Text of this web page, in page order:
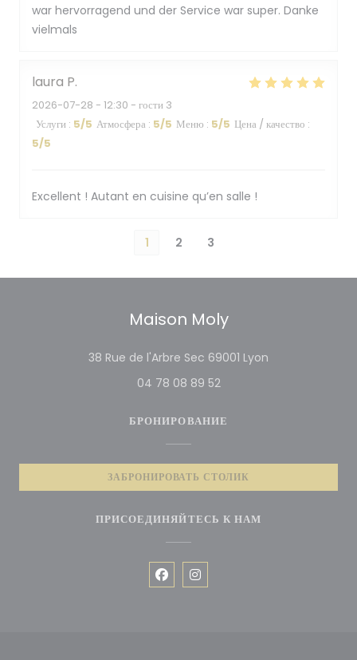
war hervorragend und der Service war super. Danke
vielmals
laura P
2026-07-28 - 12:30 - гости 3
Услуги : 5/5 Атмосфера : 5/5 Меню : 5/5 Цена / качество :
5/5
Excellent ! Autant en cuisine qu’en salle !
1 2 3
Maison Moly
38 Rue de l'Arbre Sec 69001 Lyon
04 78 08 89 52
БРОНИРОВАНИЕ
ЗАБРОНИРОВАТЬ СТОЛИК
ПРИСОЕДИНЯЙТЕСЬ К НАМ
Facebook ((открывается в
Instagram ((открывается в